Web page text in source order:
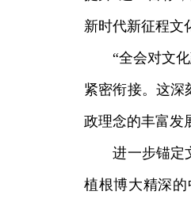
新时代新征程文
“全会对文化
紧密衔接。这深
政理念的丰富发
进一步锚定文
植根博大精深